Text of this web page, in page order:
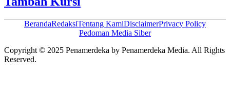
BerandaRedaksiTentang KamiDisclaimerPrivacy Policy
Pedoman Media Siber
Copyright © 2025 Penamerdeka by Penamerdeka Media. All Rights
Reserved.